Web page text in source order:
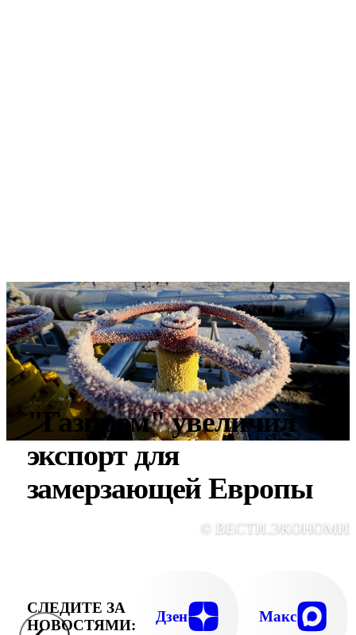
"Газпром" увеличил
экспорт для
замерзающей Европы
©
СЛЕДИТЕ ЗА
НОВОСТЯМИ:
Дзен Макс